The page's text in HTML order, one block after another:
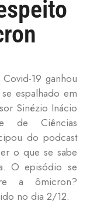
19 ganhou
espalhado em
Sinézio Inácio
de Ciências
do podcast
o que se sabe
O episódio se
a ômicron?
no dia 2/12.